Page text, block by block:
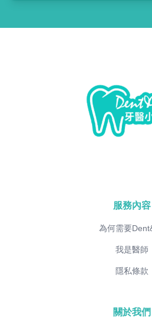
服務內容
為何需要
我是醫師
隱私條款
關於我們